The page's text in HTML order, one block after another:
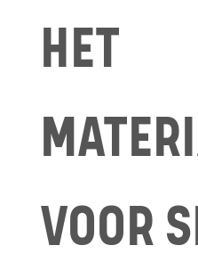
HET
VOOR